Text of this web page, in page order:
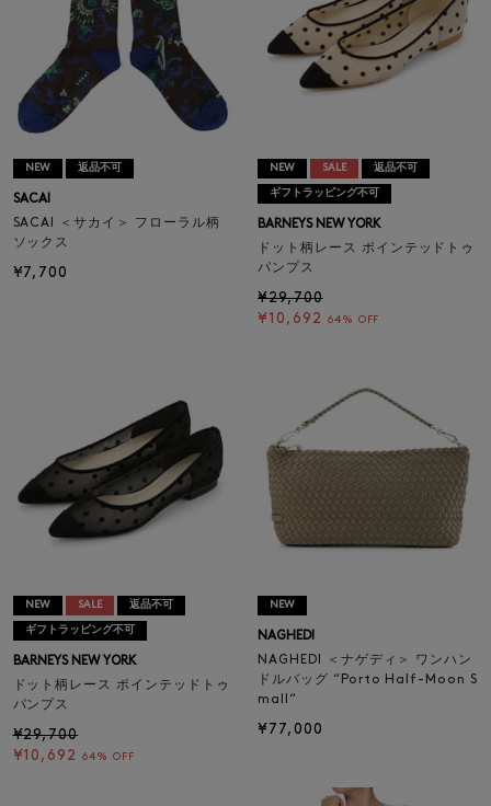
NEW 返品不可
SACAI
SACAI ＜サカイ＞ フローラル柄
ソックス
¥7,700
NEW SALE 返品不可
ギフトラッピング不可
BARNEYS NEW YORK
ドット柄レース ポインテッドトゥ
パンプス
¥29,700
¥10,692
64% OFF
NEW SALE 返品不可
ギフトラッピング不可
BARNEYS NEW YORK
ドット柄レース ポインテッドトゥ
パンプス
¥29,700
¥10,692
64% OFF
NEW
NAGHEDI
NAGHEDI ＜ナゲディ＞ ワンハン
ドルバッグ “Porto Half-Moon S
mall“
¥77,000